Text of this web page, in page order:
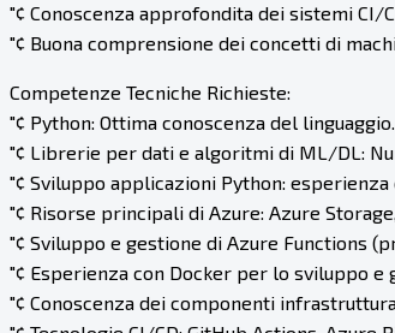
"¢ Conoscenza approfondita dei sistemi CI/
"¢ Buona comprensione dei concetti di
Competenze Tecniche Richieste:
"¢ Python: Ottima conoscenza del linguaggio.
"¢ Librerie per dati e algoritmi di ML/DL:
"¢ Sviluppo applicazioni Python:
"¢ Risorse principali di Azure: Azure
"¢ Sviluppo e gestione di Azure Functions
"¢ Esperienza con Docker per lo sviluppo e
"¢ Conoscenza dei componenti